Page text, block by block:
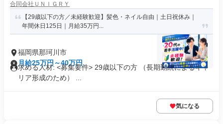
合同会社ＵＮＩＧＲＹ
【29歳以下の方／未経験歓迎】髪色・ネイル自由｜土日祝休み｜
年間休日125日｜月給35万円...
福岡県那珂川市
月給25万円～40万円
求める人材: <募集要件> 29歳以下の方 （長期勤続によるキャ
リア形成のため） ...
気になる